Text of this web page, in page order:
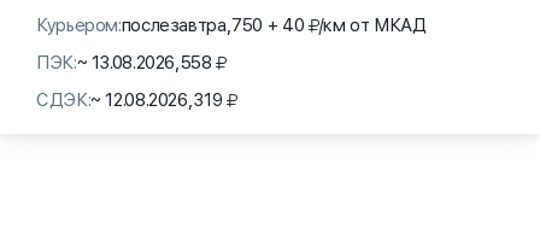
Курьером:послезавтра,750 + 40
/км от МКАД
ПЭК:~ 13.08.2026,558
СДЭК:~ 12.08.2026,319